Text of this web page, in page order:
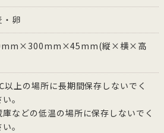
・卵
縦×横×高
上の場所に長期間保存しないでく
。
庫などの低温の場所に保存しないでく
。